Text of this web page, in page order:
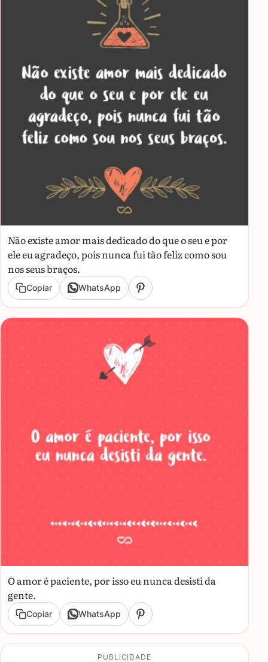
Não existe amor mais dedicado do que o seu e por
ele eu agradeço, pois nunca fui tão feliz como sou
nos seus braços.
Copiar WhatsApp
O amor é paciente, por isso eu nunca desisti da
gente.
Copiar WhatsApp
PUBLICIDADE